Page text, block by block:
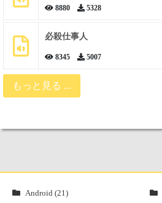
8880 5328
必殺仕事人
8345 5007
もっと見る ...
Android (21)